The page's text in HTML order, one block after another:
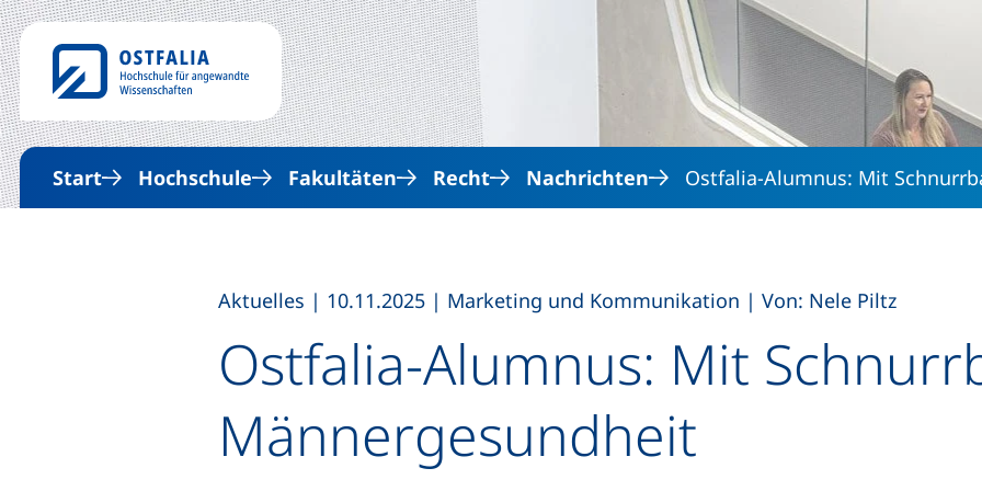
Direkt zum Inhalt
Start Hochschule Fakultäten Recht Nachrichten Ostfalia-Alumnus: Mit
Ostfalia-Alumnus: Mit
Männergesundheit
Aktuelles | 10.11.2025 | Marketing und Kommunikation | Von: Nele Piltz